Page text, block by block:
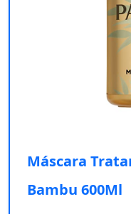
Máscara
Bambu 600Ml